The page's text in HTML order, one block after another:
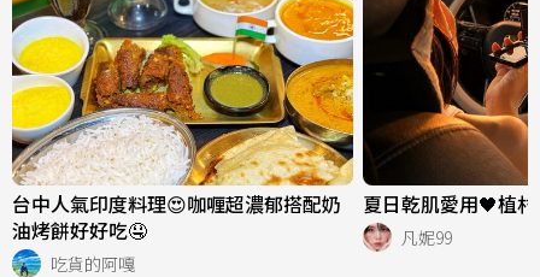
台中人氣印度料理😍咖喱超濃郁搭配奶
油烤餅好好吃🤤
吃貨的阿嘎
夏日乾肌愛用🖤植
凡妮99